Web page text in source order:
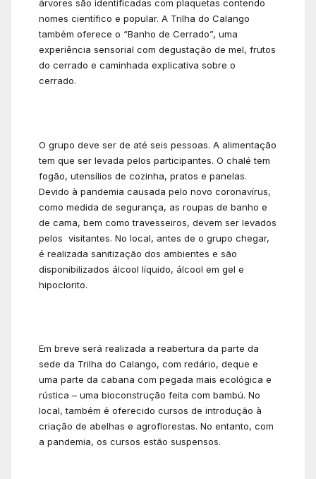
árvores são identificadas com plaquetas contendo
nomes científico e popular. A Trilha do Calango
também oferece o “Banho de Cerrado”, uma
experiência sensorial com degustação de mel, frutos
do cerrado e caminhada explicativa sobre o
cerrado.
O grupo deve ser de até seis pessoas. A alimentação
tem que ser levada pelos participantes. O chalé tem
fogão, utensílios de cozinha, pratos e panelas.
Devido à pandemia causada pelo novo coronavírus,
como medida de segurança, as roupas de banho e
de cama, bem como travesseiros, devem ser levados
pelos visitantes. No local, antes de o grupo chegar,
é realizada sanitização dos ambientes e são
disponibilizados álcool líquido, álcool em gel e
hipoclorito.
Em breve será realizada a reabertura da parte da
sede da Trilha do Calango, com redário, deque e
uma parte da cabana com pegada mais ecológica e
rústica – uma bioconstrução feita com bambú. No
local, também é oferecido cursos de introdução à
criação de abelhas e agroflorestas. No entanto, com
a pandemia, os cursos estão suspensos.